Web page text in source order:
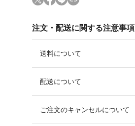
注文・配送に関する注意事項
送料について
配送について
ご注文のキャンセルについて